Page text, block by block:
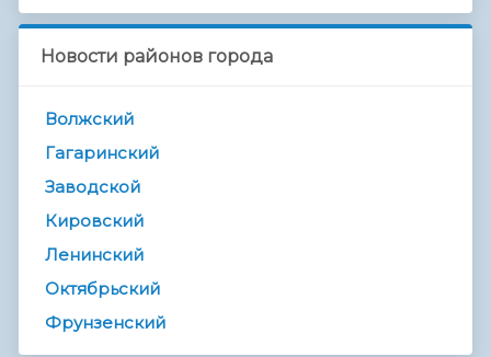
Новости районов города
Волжский
Гагаринский
Заводской
Кировский
Ленинский
Октябрьский
Фрунзенский